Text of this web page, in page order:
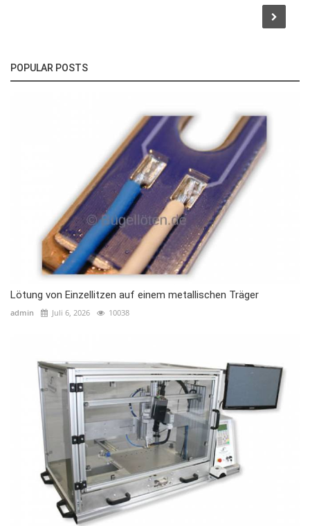
POPULAR POSTS
Lötung von Einzellitzen auf einem metallischen Träger
admin Juli 6, 2026 10038